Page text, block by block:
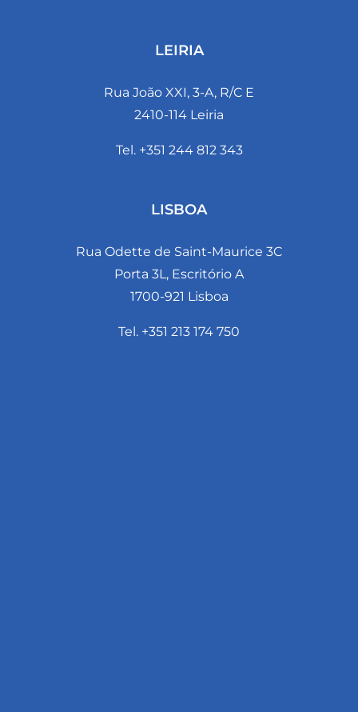
LEIRIA
Rua João XXI, 3-A, R/C E
2410-114 Leiria
Tel. +351 244 812 343
LISBOA
Rua Odette de Saint-Maurice 3C
Porta 3L, Escritório A
1700-921 Lisboa
Tel. +351 213 174 750